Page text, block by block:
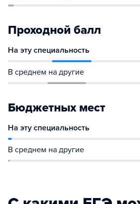
Проходной балл
На эту специальность
В среднем на другие
Бюджетных мест
На эту специальность
В среднем на другие